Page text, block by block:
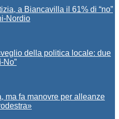
a Biancavilla il 61% di “no”
Nordio
della politica locale: due
No”
ma fa manovre per alleanze